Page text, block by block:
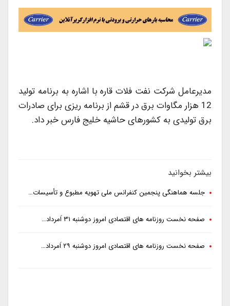
مدیرعامل شرکت نفت فلات قاره با اشاره به برنامه تولید
12 هزار مگاوات برق در قشم از برنامه ریزی برای صادرات
برق تولیدی به کشورهای حاشیه خلیج فارس خبر داد.
بیشتر بخوانید
جلسه هماهنگی پنجمین کنفرانس ملی تهویه مطبوع و تأسیسات…
صفحه نخست روزنامه های اقتصادی امروز دوشنبه ۳۱ اَمرداد…
صفحه نخست روزنامه های اقتصادی امروز دوشنبه ۲۹ اَمرداد…